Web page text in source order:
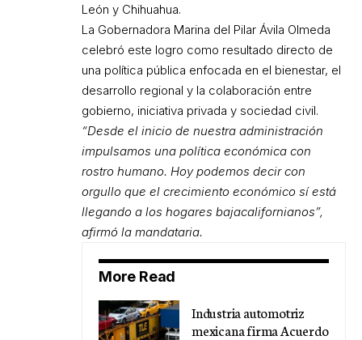
León y Chihuahua.
La Gobernadora Marina del Pilar Ávila Olmeda
celebró este logro como resultado directo de
una política pública enfocada en el bienestar, el
desarrollo regional y la colaboración entre
gobierno, iniciativa privada y sociedad civil.
“Desde el inicio de nuestra administración
impulsamos una política económica con
rostro humano. Hoy podemos decir con
orgullo que el crecimiento económico sí está
llegando a los hogares bajacalifornianos”,
afirmó la mandataria.
More Read
Industria automotriz
mexicana firma Acuerdo